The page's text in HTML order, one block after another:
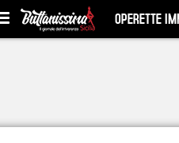
OPERETTE